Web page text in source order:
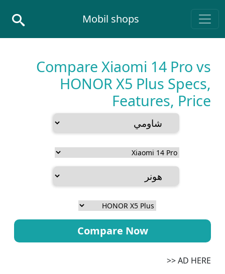
Main Navigation
Mobil shops
Compare Xiaomi 14 Pro vs
HONOR X5 Plus Specs,
Features, Price
Compare Now
AD HERE <<